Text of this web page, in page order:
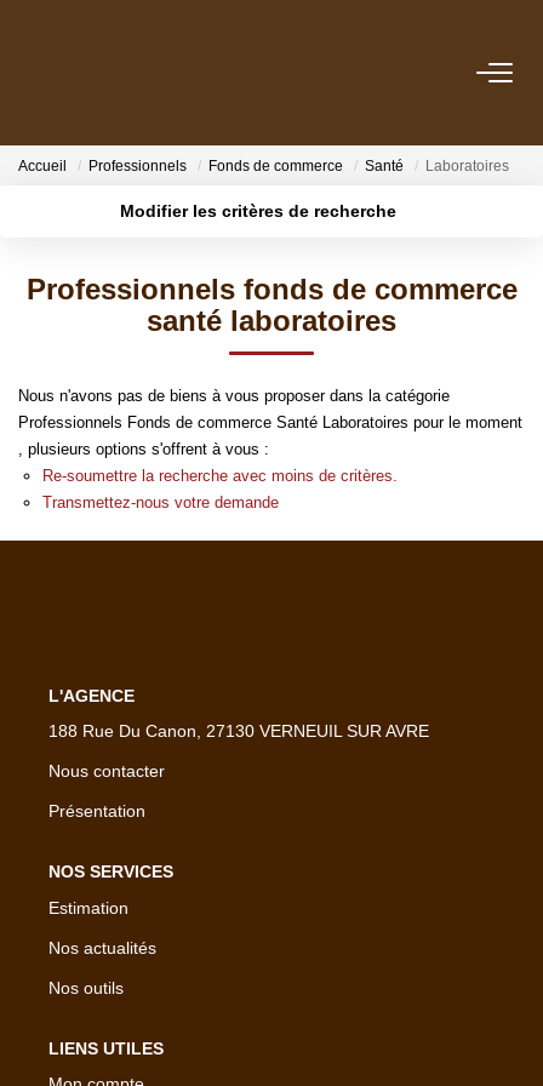
A La Vente
A La Location
ESTIMATION
SYNDIC
Accueil Professionnels Fonds de commerce Santé Laboratoires
Modifier les critères de recherche
Type de bien
Plus de critères
Professionnels fonds de commerce
santé laboratoires
Nous n'avons pas de biens à vous proposer dans la catégorie
Professionnels Fonds de commerce Santé Laboratoires pour le moment
, plusieurs options s'offrent à vous :
Re-soumettre la recherche avec moins de critères.
Transmettez-nous votre demande
L'AGENCE
188 Rue Du Canon, 27130 VERNEUIL SUR AVRE
Nous contacter
Présentation
NOS SERVICES
Estimation
Nos actualités
Nos outils
LIENS UTILES